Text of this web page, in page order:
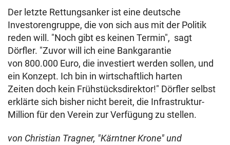
Der letzte Rettungsanker ist eine deutsche
Investorengruppe, die von sich aus mit der Politik
reden will. "Noch gibt es keinen Termin", sagt
Dörfler. "Zuvor will ich eine Bankgarantie
von 800.000 Euro, die investiert werden sollen, und
ein Konzept. Ich bin in wirtschaftlich harten
Zeiten doch kein Frühstücksdirektor!" Dörfler selbst
erklärte sich bisher nicht bereit, die Infrastruktur-
Million für den Verein zur Verfügung zu stellen.
von Christian Tragner, "Kärntner Krone" und